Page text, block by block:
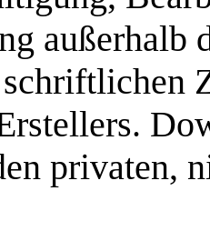
außerhalb
privaten,